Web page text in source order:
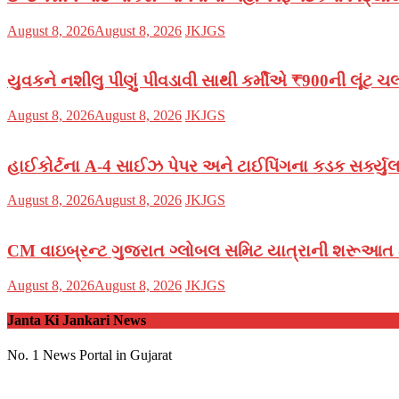
Posted
August 8, 2026August 8, 2026 Author
JKJGS
યુવકને નશીલુ પીણું પીવડાવી સાથી કર્મીએ ₹900ની લૂંટ
Posted
August 8, 2026August 8, 2026 Author
JKJGS
હાઈકોર્ટના A-4 સાઈઝ પેપર અને ટાઈપિંગના કડક
Posted
August 8, 2026August 8, 2026 Author
JKJGS
CM વાઇબ્રન્ટ ગુજરાત ગ્લોબલ સમિટ યાત્રાની શરૂઆત
Posted
August 8, 2026August 8, 2026 Author
JKJGS
Janta Ki Jankari News
No. 1 News Portal in Gujarat